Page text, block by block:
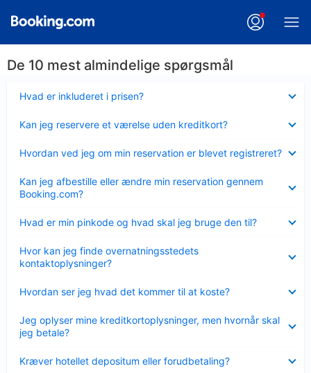
De 10 mest almindelige spørgsmål
Hvad er inkluderet i prisen?
Kan jeg reservere et værelse uden kreditkort?
Hvordan ved jeg om min reservation er blevet registreret?
Kan jeg afbestille eller ændre min reservation gennem
Booking.com?
Hvad er min pinkode og hvad skal jeg bruge den til?
Hvor kan jeg finde overnatningsstedets
kontaktoplysninger?
Hvordan ser jeg hvad det kommer til at koste?
Jeg oplyser mine kreditkortoplysninger, men hvornår skal
jeg betale?
Kræver hotellet depositum eller forudbetaling?